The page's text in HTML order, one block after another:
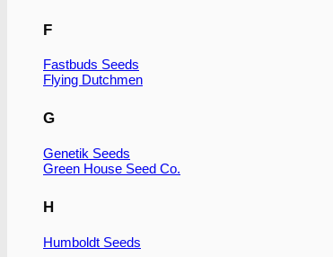
F
Fastbuds Seeds
Flying Dutchmen
G
Genetik Seeds
Green House Seed Co.
H
Humboldt Seeds